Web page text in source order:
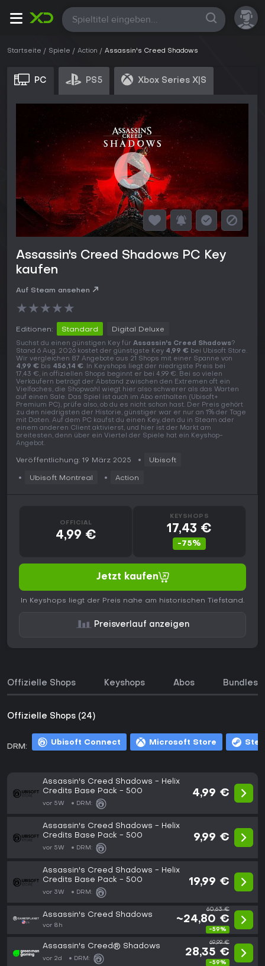
Alle
Startseite Spiele Action Assassin's Creed Shadows
PC PS5 Xbox Series X|S
Assassin's Creed Shadows PC Key
kaufen
Auf Steam ansehen
★★★★★
Editionen: Standard Digital Deluxe
Suchst du einen günstigen Key für Assassin's Creed Shadows?
Stand 6 Aug. 2026 kostet der günstigste Key 4,99 € bei Ubisoft Store.
Wir vergleichen 87 Angebote aus 21 Shops mit einer Spanne von
4,99 € bis 456,14 €. In Keyshops liegt der niedrigste Preis bei
17,43 €, in offiziellen Shops beginnt er bei 4,99 €. Bei so vielen
Verkäufern beträgt der Abstand zwischen den Extremen oft ein
Vielfaches, die Shopwahl wiegt hier also schwerer als das Warten
auf einen Sale. Das Spiel ist auch im Abo enthalten (Ubisoft+
Premium PC), prüfe also, ob du es nicht schon hast. Der Preis gehört
zu den niedrigsten der Historie, günstiger war er nur an 1% der Tage
mit Daten. Auf dem PC kaufst du einen Key, den du in Steam oder
einem anderen Client aktivierst, und hier ist der Markt am
breitesten, denn über ein Viertel der Spiele hat ein Keyshop-
Angebot.
Veröffentlichung: 19 März 2025 Ubisoft
Ubisoft Montreal Action
OFFICIAL
4,99 €
KEYSHOPS
17,43 €
-75%
Jetzt kaufen
In Keyshops liegt der Preis nahe am historischen Tiefstand.
Preisverlauf anzeigen
Offizielle Shops Keyshops Abos Bundles
Offizielle Shops (24)
DRM: Ubisoft Connect Microsoft Store
Assassin's Creed Shadows - Helix
Credits Base Pack - 500
vor 5W DRM:
4,99 €
Assassin's Creed Shadows - Helix
Credits Base Pack - 500
vor 5W DRM:
9,99 €
Assassin's Creed Shadows - Helix
Credits Base Pack - 500
vor 3W DRM:
19,99 €
Assassin's Creed Shadows
vor 8h
60,63 €
~24,80 €
-59%
Assassin's Creed® Shadows
vor 2d DRM:
69,99 €
28,35 €
-59%